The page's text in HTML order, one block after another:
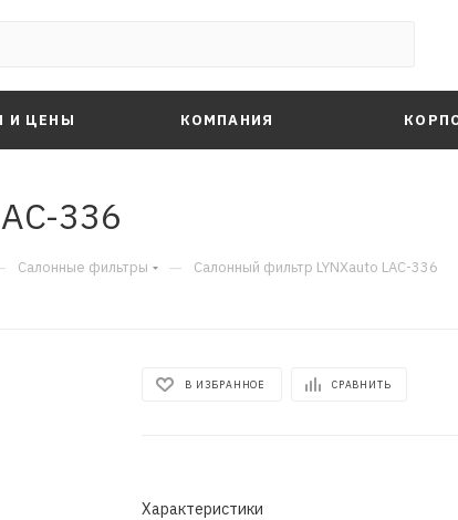
И ЦЕНЫ КОМПАНИЯ
336
Салонные фильтры — Салонный фильтр LYNXauto LAC-336
В ИЗБРАННОЕ СРАВНИТЬ
Характеристики